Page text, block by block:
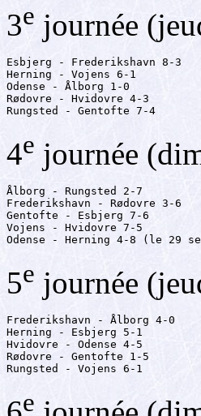
3e journée
Esbjerg - Frederikshavn 8-3
Herning - Vojens 6-1
Odense - Ålborg 1-0
Rødovre - Hvidovre 4-3
Rungsted - Gentofte 7-4
4e journée
Ålborg - Rungsted 2-7
Frederikshavn - Rødovre 3-6
Gentofte - Esbjerg 7-6
Vojens - Hvidovre 7-5
Odense - Herning 4-8 (le 29
5e journée
Frederikshavn - Ålborg 4-0
Herning - Esbjerg 5-1
Hvidovre - Odense 4-5
Rødovre - Gentofte 1-5
Rungsted - Vojens 6-1
e